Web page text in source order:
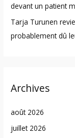
devant un patient
Tarja Turunen
probablement dû
Archives
août 2026
juillet 2026